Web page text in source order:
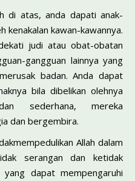
di atas, anda dapati anak-
kenakalan kawan-kawannya.
judi atau obat-obatan
gangguan lainnya yang
badan. Anda dapat
bila dibelikan olehnya
sederhana, mereka
dan bergembira.
Allah dalam
serangan dan ketidak
dapat mempengaruhi